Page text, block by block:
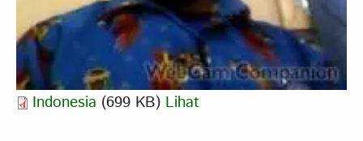
Indonesia (699 KB) Lihat